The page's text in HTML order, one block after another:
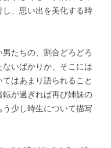
、思い出を美化する時
たちの、割合どろどろ
いばかりか、そこには
はあまり語られること
が過ぎれば再び姉妹の
少し時生について描写